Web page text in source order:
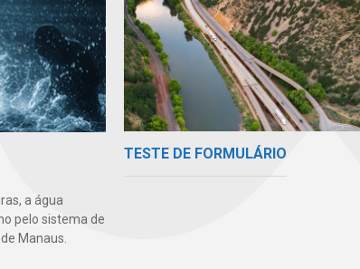
a água
pelo sistema de
Manaus.
TESTE DE FORMULÁRIO